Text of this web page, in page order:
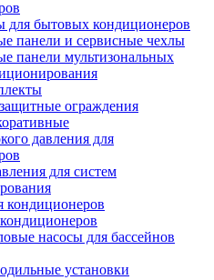
для бытовых кондиционеров
панели и сервисные чехлы
панели мультизональных
ограждения
давления для
для систем
кондиционеров
насосы для бассейнов
установки